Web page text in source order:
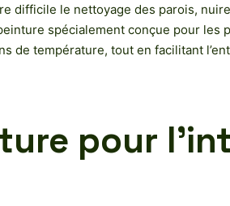
difficile le nettoyage des parois,
spécialement conçue pour
de température, tout en facilitant
pour